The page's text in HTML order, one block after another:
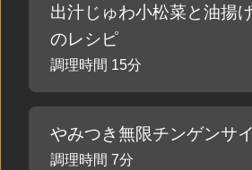
出汁じゅわ小松菜と油揚
のレシピ
調理時間 15分
やみつき無限チンゲンサ
調理時間 7分